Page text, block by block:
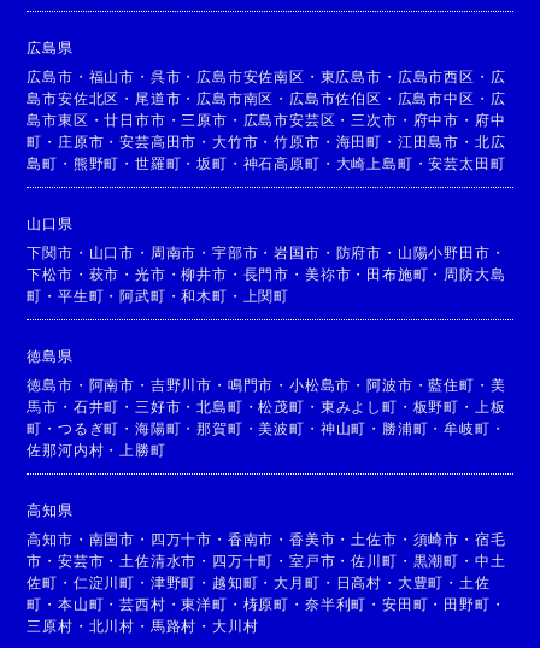
広島県
広島市 ・ 福山市 ・ 呉市 ・ 広島市安佐南区 ・ 東広島市 ・ 広島市西区 ・ 広
島市安佐北区 ・ 尾道市 ・ 広島市南区 ・ 広島市佐伯区 ・ 広島市中区 ・ 広
島市東区 ・廿日市市 ・ 三原市 ・ 広島市安芸区 ・ 三次市 ・ 府中市 ・ 府中
町 ・ 庄原市 ・安芸高田市 ・大竹市 ・竹原市 ・ 海田町 ・ 江田島市 ・ 北広
島町 ・ 熊野町 ・世羅町 ・坂町 ・ 神石高原町 ・ 大崎上島町 ・安芸太田町
山口県
下関市 ・ 山口市 ・ 周南市 ・宇部市 ・岩国市 ・ 防府市 ・ 山陽小野田市 ・
下松市 ・ 萩市 ・光市 ・柳井市 ・ 長門市 ・ 美祢市 ・ 田布施町 ・ 周防大島
町 ・平生町 ・阿武町 ・和木町 ・ 上関町
徳島県
徳島市 ・ 阿南市 ・ 吉野川市 ・ 鳴門市 ・小松島市 ・阿波市 ・藍住町 ・ 美
馬市 ・ 石井町 ・ 三好市 ・北島町 ・松茂町 ・ 東みよし町 ・ 板野町 ・
上板
町 ・つるぎ町 ・海陽町 ・那賀町 ・美波町 ・ 神山町 ・ 勝浦町 ・牟岐町 ・
佐那河内村 ・ 上勝町
高知県
高知市 ・ 南国市 ・ 四万十市 ・ 香南市 ・香美市 ・ 土佐市 ・ 須崎市 ・ 宿毛
市 ・安芸市 ・ 土佐清水市 ・ 四万十町 ・室戸市 ・佐川町 ・ 黒潮町 ・ 中土
佐町 ・ 仁淀川町 ・ 津野町 ・ 越知町 ・大月町 ・ 日高村 ・ 大豊町 ・ 土佐
町 ・本山町 ・芸西村 ・東洋町 ・ 梼原町 ・ 奈半利町 ・ 安田町 ・ 田野町 ・
三原村 ・ 北川村 ・ 馬路村 ・大川村